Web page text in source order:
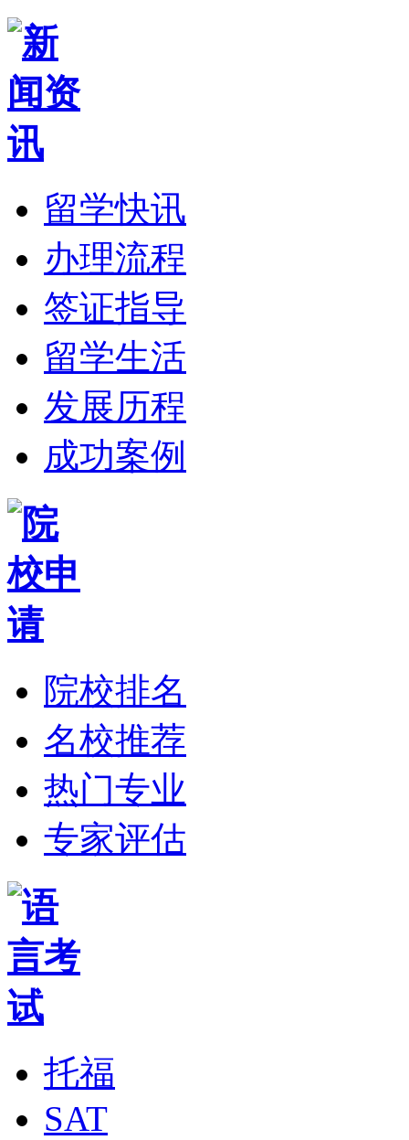
留学快讯
办理流程
签证指导
留学生活
发展历程
成功案例
院校排名
名校推荐
热门专业
专家评估
托福
SAT